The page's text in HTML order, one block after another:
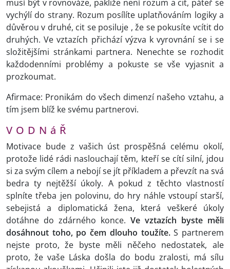
musí být v rovnováze, pakliže není rozum a cit, páteř se
vychýlí do strany. Rozum posílíte uplatňováním logiky a
důvěrou v druhé, cit se posiluje , že se pokusíte vcítit do
druhých. Ve vztazích přichází výzva k vyrovnání se i se
složitějšími stránkami partnera. Nenechte se rozhodit
každodenními problémy a pokuste se vše vyjasnit a
prozkoumat.
Afirmace: Pronikám do všech dimenzí našeho vztahu, a
tím jsem blíž ke svému partnerovi.
V O D N á Ř
Motivace bude z vašich úst prospěšná celému okolí,
protože lidé rádi naslouchají těm, kteří se cítí silní, jdou
si za svým cílem a nebojí se jít příkladem a převzít na svá
bedra ty nejtěžší úkoly. A pokud z těchto vlastností
splníte třeba jen polovinu, do hry náhle vstoupí starší,
sebejistá a diplomatická žena, která veškeré úkoly
dotáhne do zdárného konce. Ve vztazích byste měli
dosáhnout toho, po čem dlouho toužíte.S partnerem
nejste proto, že byste měli něčeho nedostatek, ale
proto, že vaše Láska došla do bodu zralosti, má sílu